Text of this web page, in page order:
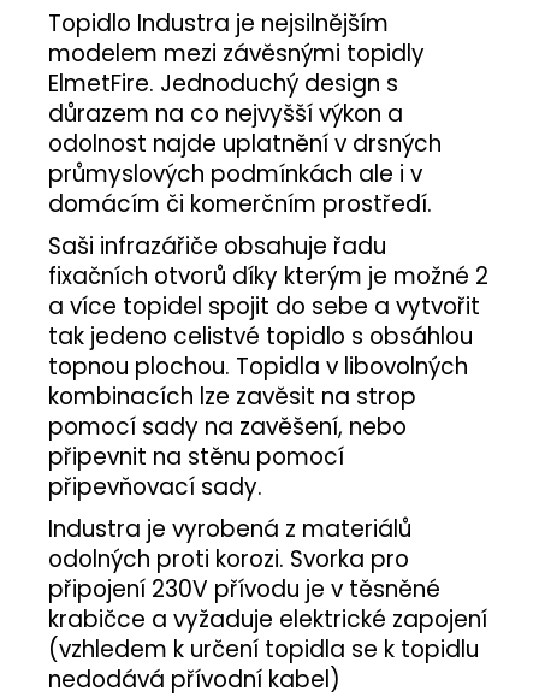
Topidlo Industra je nejsilnějším
modelem mezi závěsnými topidly
ElmetFire. Jednoduchý design s
důrazem na co nejvyšší výkon a
odolnost najde uplatnění v drsných
průmyslových podmínkách ale i v
domácím či komerčním prostředí.
Saši infrazářiče obsahuje řadu
fixačních otvorů díky kterým je možné 2
a více topidel spojit do sebe a vytvořit
tak jedeno celistvé topidlo s obsáhlou
topnou plochou. Topidla v libovolných
kombinacích lze zavěsit na strop
pomocí sady na zavěšení, nebo
připevnit na stěnu pomocí
připevňovací sady.
Industra je vyrobená z materiálů
odolných proti korozi. Svorka pro
připojení 230V přívodu je v těsněné
krabičce a vyžaduje elektrické zapojení
(vzhledem k určení topidla se k topidlu
nedodává přívodní kabel)